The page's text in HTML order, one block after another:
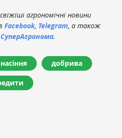
агрономічні новини
Facebook, Telegram, а також
.
насіння добрива